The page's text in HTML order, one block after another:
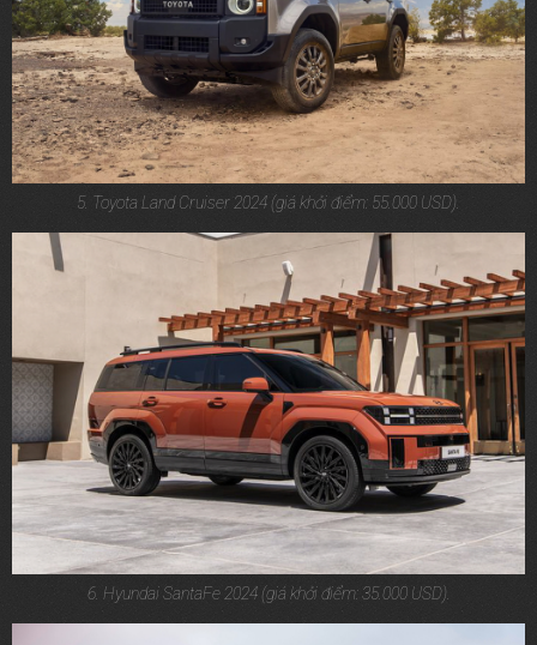
5. Toyota Land Cruiser 2024 (giá khởi điểm: 55.000 USD).
6. Hyundai SantaFe 2024 (giá khởi điểm: 35.000 USD).